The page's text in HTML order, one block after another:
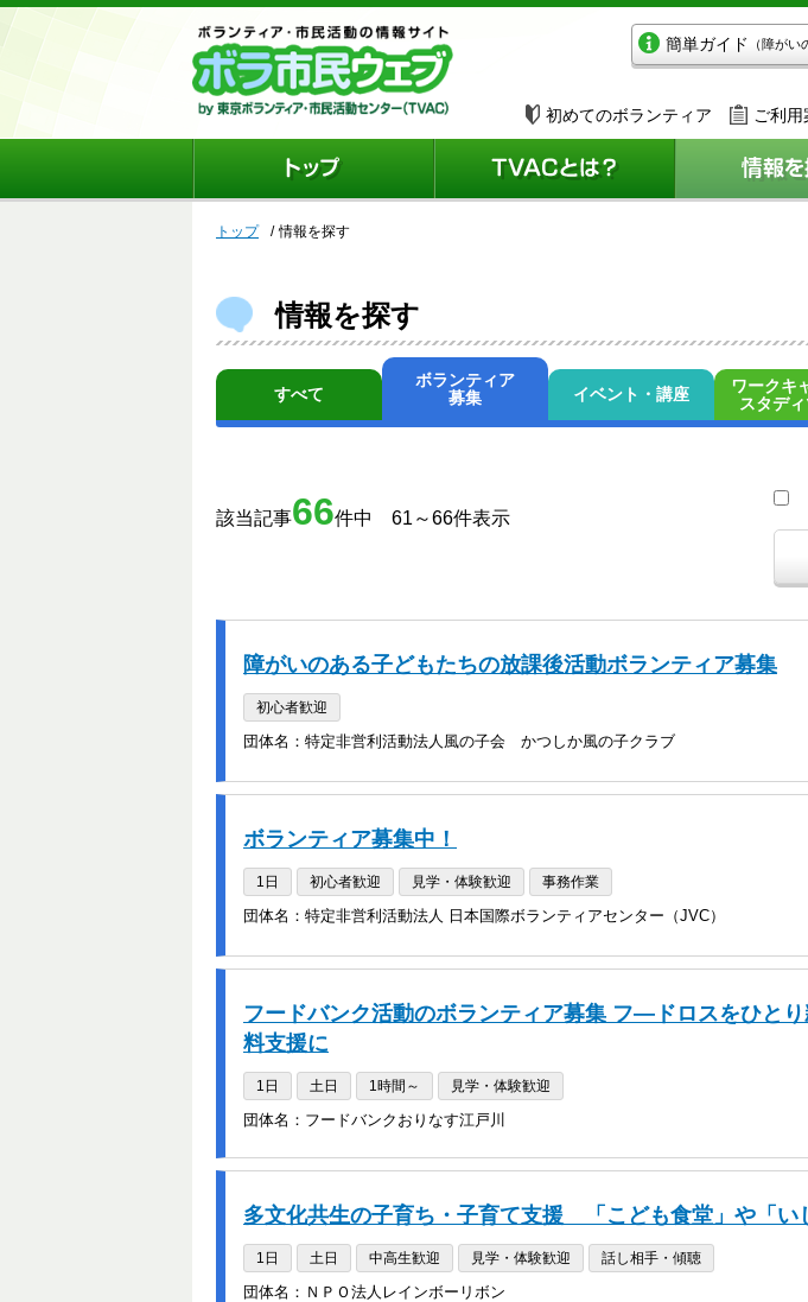
簡単ガイド （障が
初めてのボランティア ご利用
トップ 情報を探す
情報を探す
すべて
ボランティア
募集
イベント・講座
ワークキ
スタデ
該当記事66件中 61～66件表示
障がいのある子どもたちの放課後活動ボランティア募集
初心者歓迎
団体名：特定非営利活動法人風の子会 かつしか風の子クラブ
ボランティア募集中！
1日 初心者歓迎 見学・体験歓迎 事務作業
団体名：特定非営利活動法人 日本国際ボランティアセンター（JVC）
フードバンク活動のボランティア募集 フ―ドロスをひと
料支援に
1日 土日 1時間～ 見学・体験歓迎
団体名：フードバンクおりなす江戸川
多文化共生の子育ち・子育て支援 「こども食堂」や「い
1日 土日 中高生歓迎 見学・体験歓迎 話し相手・傾聴
団体名：ＮＰＯ法人レインボーリボン